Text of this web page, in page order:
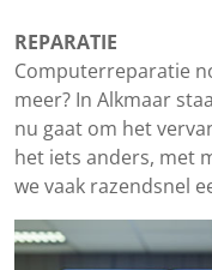
REPARATIE
Computerreparatie
meer? In Alkmaar
nu gaat om het
het iets anders, met
we vaak razendsnel